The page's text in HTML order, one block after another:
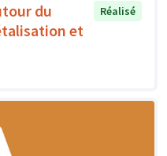
du
et
Réalisé